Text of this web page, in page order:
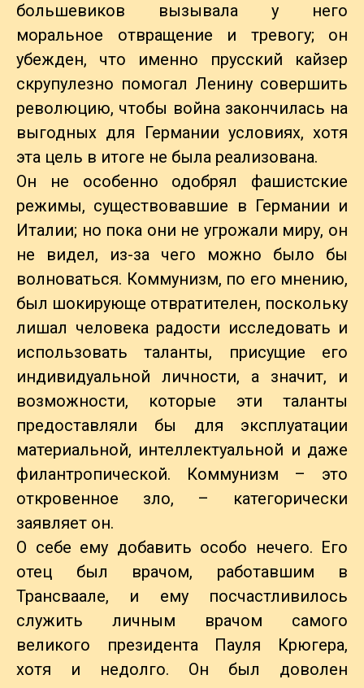
большевиков вызывала у него
моральное отвращение и тревогу; он
убежден, что именно прусский кайзер
скрупулезно помогал Ленину совершить
революцию, чтобы война закончилась на
выгодных для Германии условиях, хотя
эта цель в итоге не была реализована.
Он не особенно одобрял фашистские
режимы, существовавшие в Германии и
Италии; но пока они не угрожали миру, он
не видел, из-за чего можно было бы
волноваться. Коммунизм, по его мнению,
был шокирующе отвратителен, поскольку
лишал человека радости исследовать и
использовать таланты, присущие его
индивидуальной личности, а значит, и
возможности, которые эти таланты
предоставляли бы для эксплуатации
материальной, интеллектуальной и даже
филантропической. Коммунизм – это
откровенное зло, – категорически
заявляет он.
О себе ему добавить особо нечего. Его
отец был врачом, работавшим в
Трансваале, и ему посчастливилось
служить личным врачом самого
великого президента Пауля Крюгера,
хотя и недолго. Он был доволен